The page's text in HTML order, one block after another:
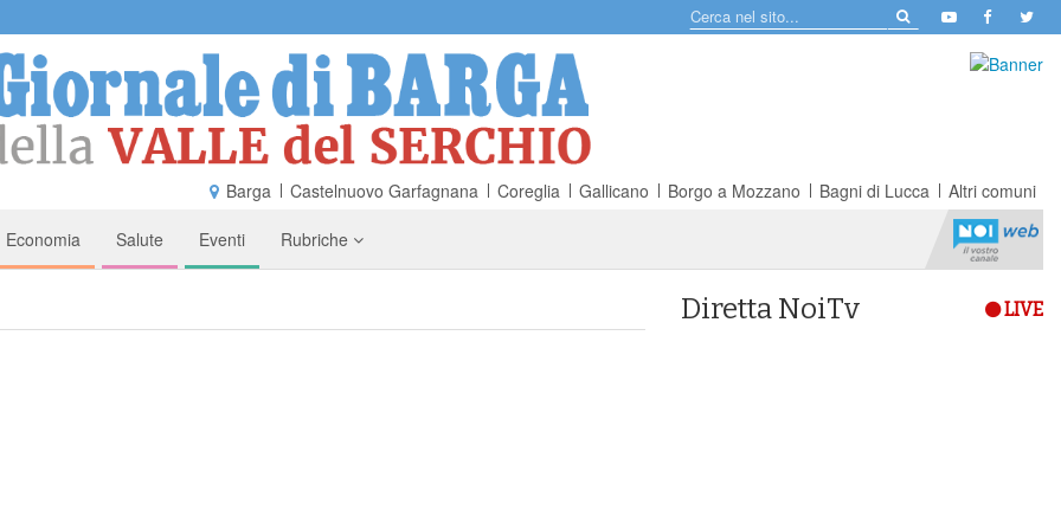
Barga Castelnuovo Garfagnana Coreglia Gallicano Borgo a Mozzano Bagni di Lucca Altri comuni
Economia Salute Eventi Rubriche
Diretta NoiTv LIVE